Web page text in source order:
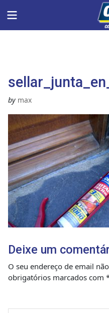
Menu
by max
Deixe um
O seu endereço de email
obrigatórios marcados com